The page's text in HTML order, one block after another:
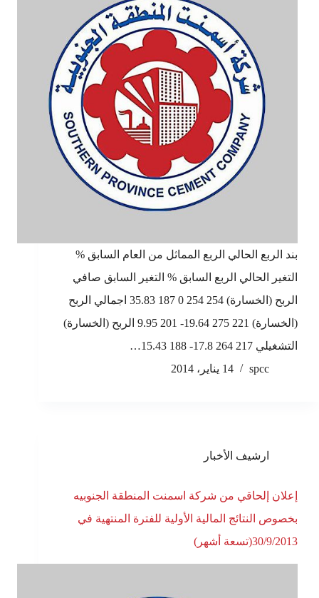
بند الربع الحالي الربع المماثل من العام السابق %
التغير الحالي الربع السابق % التغير السابق صافي
الربح (الخسارة) 254 254 0 187 35.83 اجمالي الربح
(الخسارة) 221 275 19.64- 201 9.95 الربح (الخسارة)
التشغيلي 217 264 17.8- 188 15.43…
spcc
14 يناير، 2014
ارشيف الأخبار
إعلان إلحاقي من شركة اسمنت المنطقة الجنوبيه
بخصوص النتائج المالية الأولية للفترة المنتهية في
30/9/2013(تسعة أشهر)